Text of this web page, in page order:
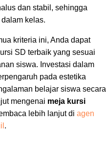
dan stabil, sehingga
kelas.
kriteria ini, Anda dapat
SD terbaik yang sesuai
siswa. Investasi dalam
pada estetika
belajar siswa secara
mengenai meja kursi
lebih lanjut di agen
.